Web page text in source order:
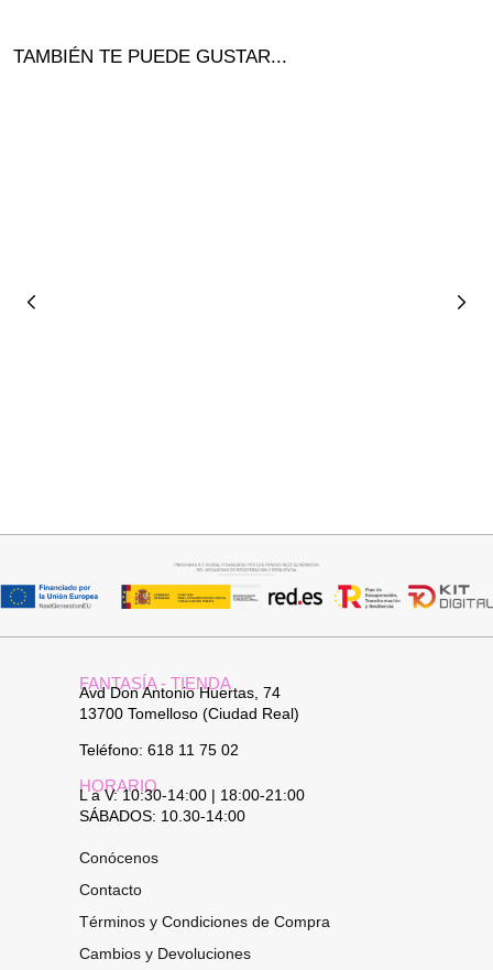
TAMBIÉN TE PUEDE GUSTAR...
FANTASÍA - TIENDA
Avd Don Antonio Huertas, 74
13700 Tomelloso (Ciudad Real)
Teléfono: 618 11 75 02
HORARIO
L a V: 10:30-14:00 | 18:00-21:00
SÁBADOS: 10.30-14:00
Conócenos
Contacto
Términos y Condiciones de Compra
Cambios y Devoluciones